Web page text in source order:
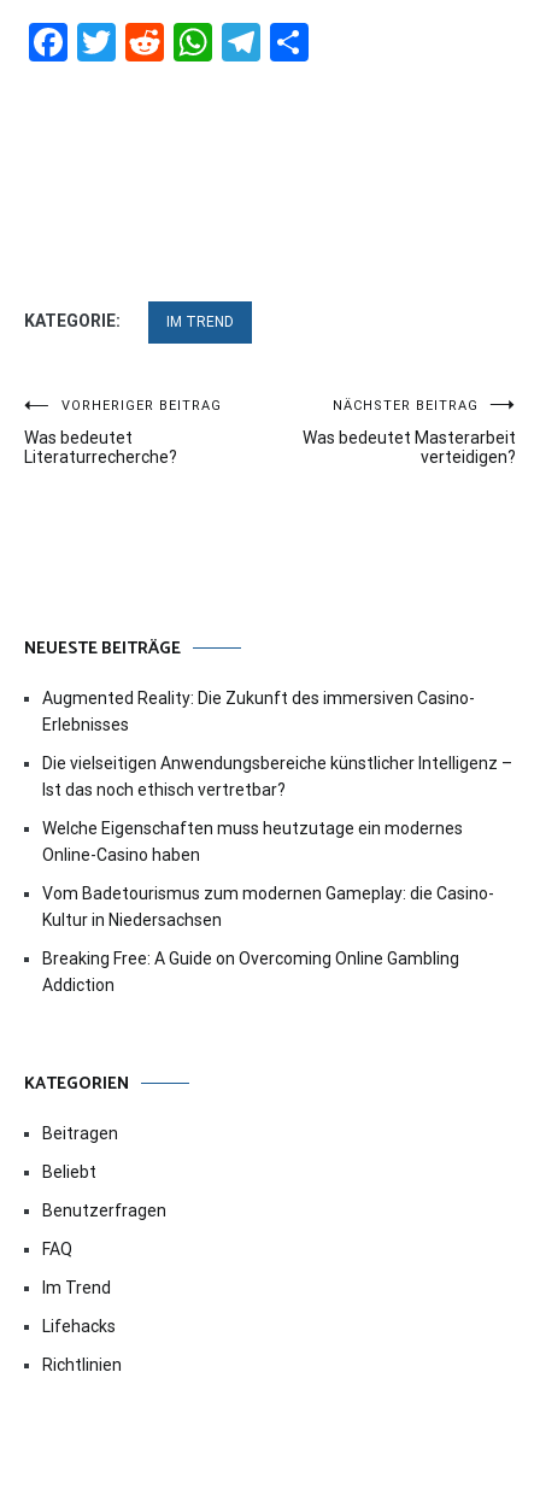
Facebook
Twitter
RedditWhatsApp
Telegram
KATEGORIE: IM TREND
Beitragsnavigation
VORHERIGER BEITRAG
Was bedeutet
Literaturrecherche?
NÄCHSTER BEITRAG
Was bedeutet Masterarbeit
verteidigen?
NEUESTE BEITRÄGE
Augmented Reality: Die Zukunft des immersiven Casino-
Erlebnisses
Die vielseitigen Anwendungsbereiche künstlicher Intelligenz –
Ist das noch ethisch vertretbar?
Welche Eigenschaften muss heutzutage ein modernes
Online-Casino haben
Vom Badetourismus zum modernen Gameplay: die Casino-
Kultur in Niedersachsen
Breaking Free: A Guide on Overcoming Online Gambling
Addiction
KATEGORIEN
Beitragen
Beliebt
Benutzerfragen
FAQ
Im Trend
Lifehacks
Richtlinien